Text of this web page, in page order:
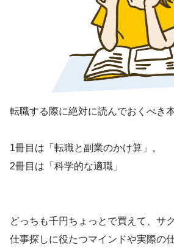
転職する際に絶対に読んでおくべき
1冊目は「転職と副業のかけ算」。
2冊目は「科学的な適職」
どっちも千円ちょっとで買えて、サ
仕事探しに役たつマインドや実際の